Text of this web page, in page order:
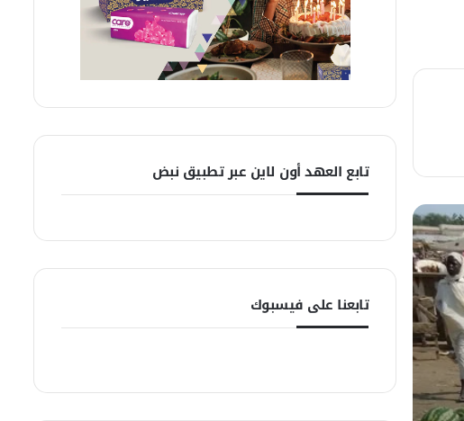
تابع العهد أون لاين عبر تطبيق نبض
تابعنا على فيسبوك